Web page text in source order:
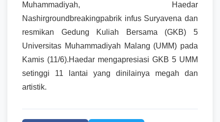
Muhammadiyah, Haedar
Nashirgroundbreakingpabrik infus Suryavena dan
resmikan Gedung Kuliah Bersama (GKB) 5
Universitas Muhammadiyah Malang (UMM) pada
Kamis (11/6).Haedar mengapresiasi GKB 5 UMM
setinggi 11 lantai yang dinilainya megah dan
artistik.